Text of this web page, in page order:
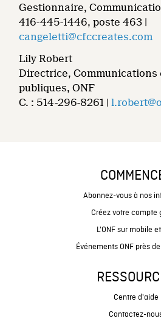
Gestionnaire,
416-445-1446, poste 463 |
cangeletti@cfccreates.com
Lily Robert
Directrice, Communications
publiques, ONF
C. : 514-296-8261 |
Abonnez-vous à nos
Créez votre compte
L'ONF sur mobile
Événements ONF près
Centre d'aide
Contactez-